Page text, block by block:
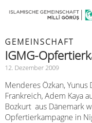
GEMEINSCHAFT
IGMG-
12. Dezember 2009
Menderes Özkan,
Frankreich, Adem Kaya
Bozkurt aus Dänemark
Opfertierkampagne in